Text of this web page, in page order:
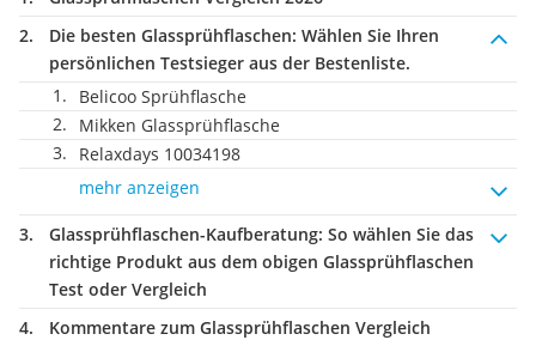
Die besten Glassprühflaschen: Wählen Sie Ihren
persönlichen Testsieger aus der Bestenliste.
Belicoo Sprühflasche
Mikken Glassprühflasche
Relaxdays 10034198
mehr anzeigen
Glassprühflaschen-Kaufberatung: So wählen Sie das
richtige Produkt aus dem obigen Glassprühflaschen
Test oder Vergleich
Kommentare zum Glassprühflaschen Vergleich